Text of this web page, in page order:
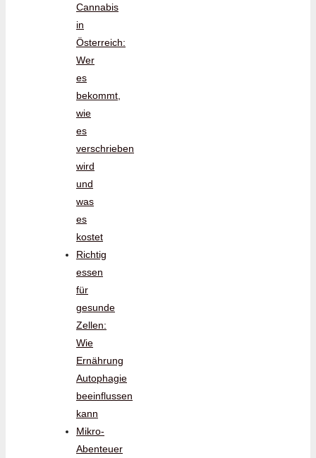
Cannabis
in
Österreich:
Wer
es
bekommt,
wie
es
verschrieben
wird
und
was
es
kostet
Richtig
essen
für
gesunde
Zellen:
Wie
Ernährung
Autophagie
beeinflussen
kann
Mikro-
Abenteuer